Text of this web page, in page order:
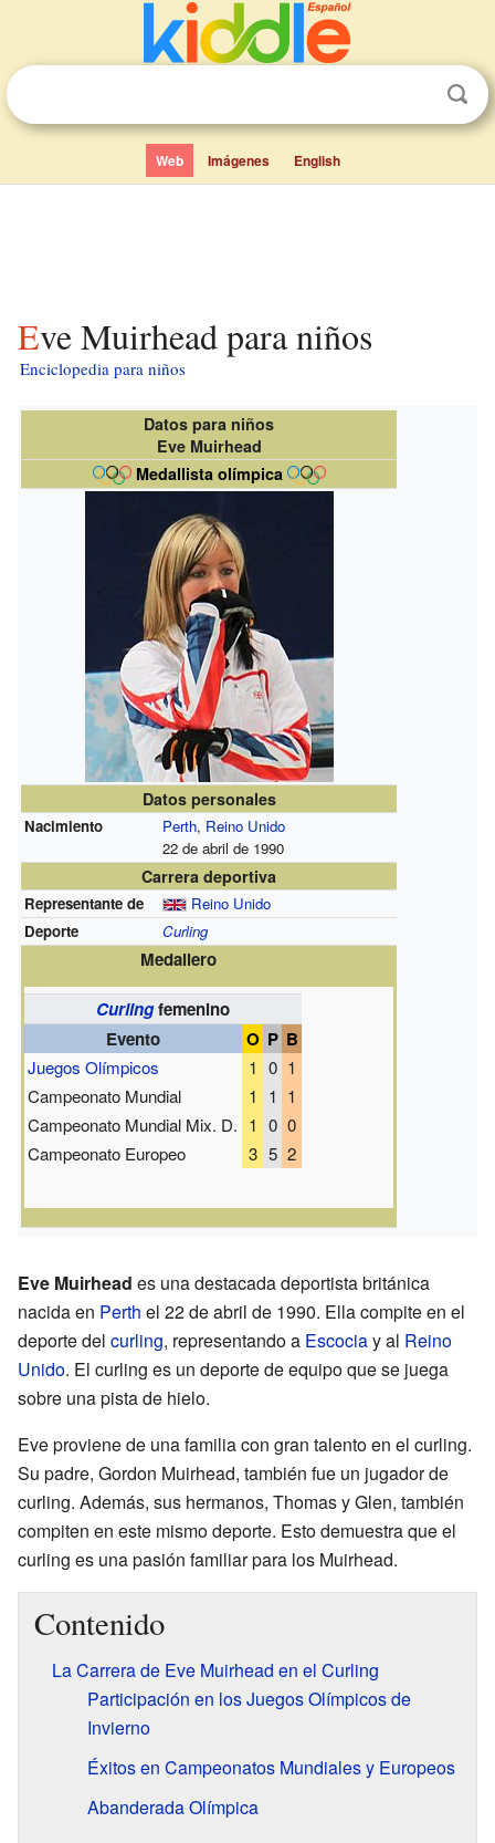
Web Imágenes English
Eve Muirhead para niños
Enciclopedia para niños
Datos para niños
Eve Muirhead
Medallista olímpica
Datos personales
Nacimiento Perth, Reino Unido
22 de abril de 1990
Carrera deportiva
Representante de
Reino Unido
Deporte
Curling
Medallero
Curlingfemenino
Evento
O P B
Juegos Olímpicos 1 0 1
Campeonato Mundial
1 1 1
Campeonato Mundial Mix. D. 1 0 0
Campeonato Europeo
3 5 2
Eve Muirhead es una destacada deportista británica
nacida en Perth el 22 de abril de 1990. Ella compite en el
deporte del curling, representando a Escociay al Reino
Unido. El curling es un deporte de equipo que se juega
sobre una pista de hielo.
Eve proviene de una familia con gran talento en el curling.
Su padre, Gordon Muirhead, también fue un jugador de
curling. Además, sus hermanos, Thomas y Glen, también
compiten en este mismo deporte. Esto demuestra que el
curling es una pasión familiar para los Muirhead.
Contenido
La Carrera de Eve Muirhead en el Curling
Participación en los Juegos Olímpicos de
Invierno
Éxitos en Campeonatos Mundiales y Europeos
Abanderada Olímpica